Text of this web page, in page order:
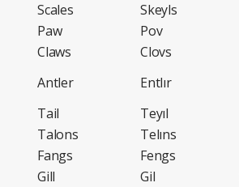
Scales
Skeyls
Paw
Pov
Claws
Clovs
Antler
Entlır
Tail
Teyıl
Talons
Telıns
Fangs
Fengs
Gill
Gil